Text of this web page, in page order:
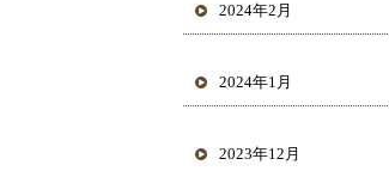
2024年2月
2024年1月
2023年12月